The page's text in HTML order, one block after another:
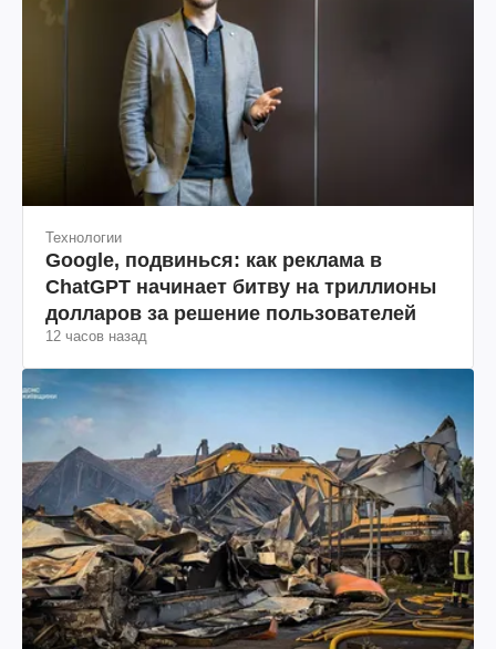
Технологии
Google, подвинься: как реклама в
ChatGPT начинает битву на триллионы
долларов за решение пользователей